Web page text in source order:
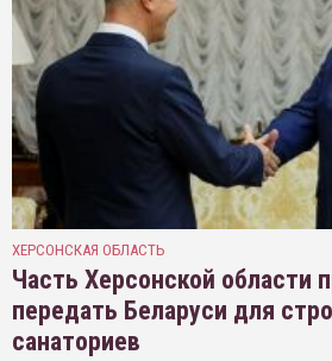
ХЕРСОНСКАЯ ОБЛАСТЬ
Часть Херсонской области
передать Беларуси для
санаториев